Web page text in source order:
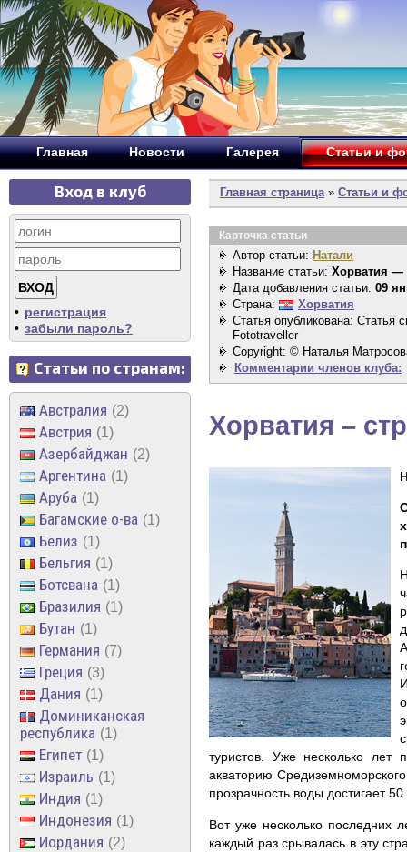
Главная Новости Галерея Статьи и
Вход в клуб
• регистрация
• забыли пароль?
Статьи по странам:
Австралия 2
Австрия 1
Азербайджан 2
Аргентина 1
Аруба 1
Багамские о-ва 1
Белиз 1
Бельгия 1
Ботсвана 1
Бразилия 1
Бутан 1
Германия 7
Греция 3
Дания 1
Доминиканская
республика
1
Египет 1
Израиль 1
Индия 1
Индонезия 1
Иордания 2
Главная страница» Статьи и
Карточка статьи
Автор статьи: Натали
Название статьи: Хорватия —
Дата добавления статьи: 09
Страна:
Хорватия
Статья опубликована: Статья
Fototraveller
Copyright: © Наталья
Комментарии членов клуба:
Хорватия –
туристов. Уже несколько
акваторию
прозрачность воды достигает
Вот уже несколько последних
каждый раз срывалась в эту